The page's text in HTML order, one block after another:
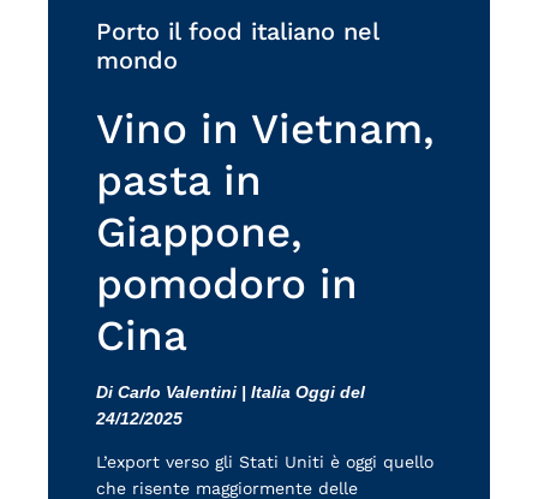
Porto il food italiano nel
mondo
Vino in Vietnam,
pasta in
Giappone,
pomodoro in
Cina
Di Carlo Valentini | Italia Oggi del
24/12/2025
L’export verso gli Stati Uniti è oggi quello
che risente maggiormente delle